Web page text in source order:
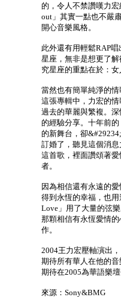
的，令人不禁讚嘆力
out」其實一點也不嚴
開心音樂風格。
此外還有用輕鬆RAP
星座，無非是想更了
究星座的重點在於：
當然也有簡單純淨的
這張專輯中，力宏的
過去的華麗與繁複。
的經驗分享。十年前
的新舞台，卻
訂婚了，聽見這個消
這首歌，裡面讚頌著
者。
因為相信還有永遠的
得到永恆的幸福，也
Love」用了大量的弦
那顆相信有永恆愛情
作。
2004王力宏壓軸演出
期待所有華人在他的
期待在2005為華語樂
來源：Sony&BMG